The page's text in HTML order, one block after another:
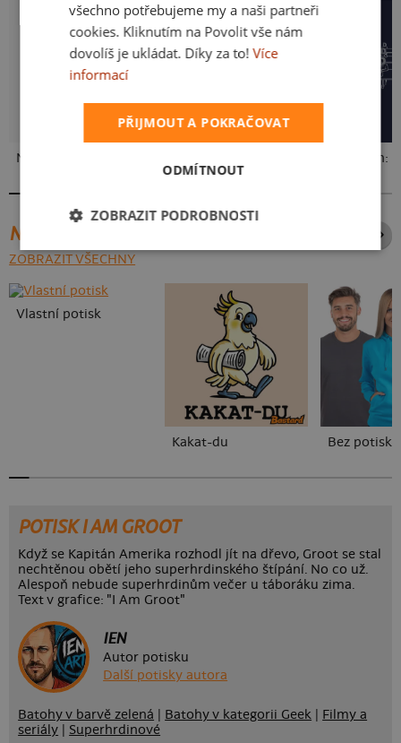
Neklidný bez piva
NEJPRODÁVANĚJŠÍ POTISKY
ZOBRAZIT VŠECHNY
Vlastní potisk
Kakat-du Bez potisku
POTISK I AM GROOT
Když se Kapitán Amerika rozhodl jít na dřevo, Groot se stal
nechtěnou obětí jeho superhrdinského štípání. No co už.
Alespoň nebude superhrdinům večer u táboráku zima.
Text v grafice: "I Am Groot"
IEN
Autor potisku
Další potisky autora
Batohy v barvě zelená Batohy v kategorii Geek
Filmy a
seriály
Superhrdinové
všechno potřebujeme my a naši partneři
cookies. Kliknutím na Povolit vše nám
dovolíš je ukládat. Díky za to! Více
informací
PŘIJMOUT A POKRAČOVAT
ODMÍTNOUT
ZOBRAZIT PODROBNOSTI